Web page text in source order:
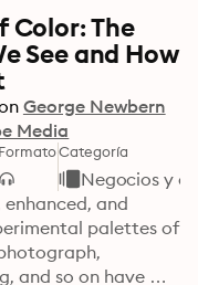
The
See and How
George Newbern
Media
FormatoCategoría
Negocios y
and
palettes of
and so on have